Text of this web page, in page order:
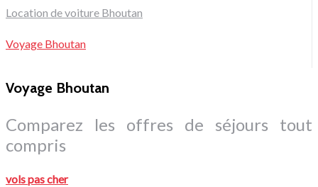
Location de voiture Bhoutan
Voyage Bhoutan
Voyage Bhoutan
Comparez les offres de séjours tout
compris
vols pas cher